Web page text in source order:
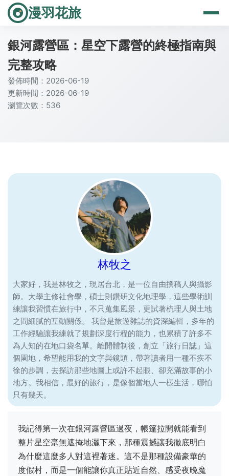
漫羽花旅
銀河露營區：星空下露營的終極指南與
完整攻略
發佈時間：2026-06-19
更新時間：2026-06-19
瀏覽次數：536
林牧之
大家好，我是林牧之，現居台北，是一位自由撰稿人與攝影
師。大學主修社會學，碩士則鑽研文化地理學，這些學術訓
練讓我習慣在旅行中，不只蒐集風景，更試著梳理人與土地
之間細膩的互動關係。 我曾是旅遊雜誌的資深編輯，多年的
工作經驗讓我練就了規劃深度行程的能力，也累積了許多不
為人知的在地口袋名單。離開體制後，創立「旅行日誌」這
個園地，希望能用我的文字與鏡頭，帶著讀者用一種不疾不
徐的步調，去探訪那些地圖上或許不起眼、卻充滿故事的小
地方。我相信，最好的旅行，是像個當地人一樣生活，哪怕
只有幾天。
我記得第一次在銀河露營區過夜，帳篷拉開就能看到
整片星空毫無遮掩地灑下來，那種震撼讓我徹底明白
為什麼這麼多人對這裡著迷。這不是那種設備豪華的
度假村，而是一個能讓你真正貼近自然、感受夜晚魔